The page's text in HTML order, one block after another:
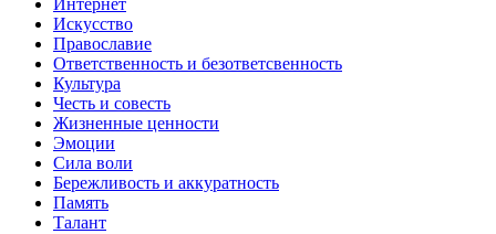
Интернет
Искусство
Православие
Ответственность и безответсвенность
Культура
Честь и совесть
Жизненные ценности
Эмоции
Сила воли
Бережливость и аккуратность
Память
Талант